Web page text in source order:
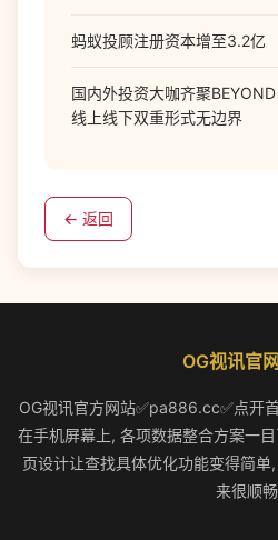
蚂蚁投顾注册资本增至3.2亿
国内外投资大咖齐聚BEYOND
线上线下双重形式无边界
← 返回
OG视讯官
OG视讯官方网站✅pa886.cc✅点开
在手机屏幕上, 各项数据整合方案一
页设计让查找具体优化功能变得简
来很顺